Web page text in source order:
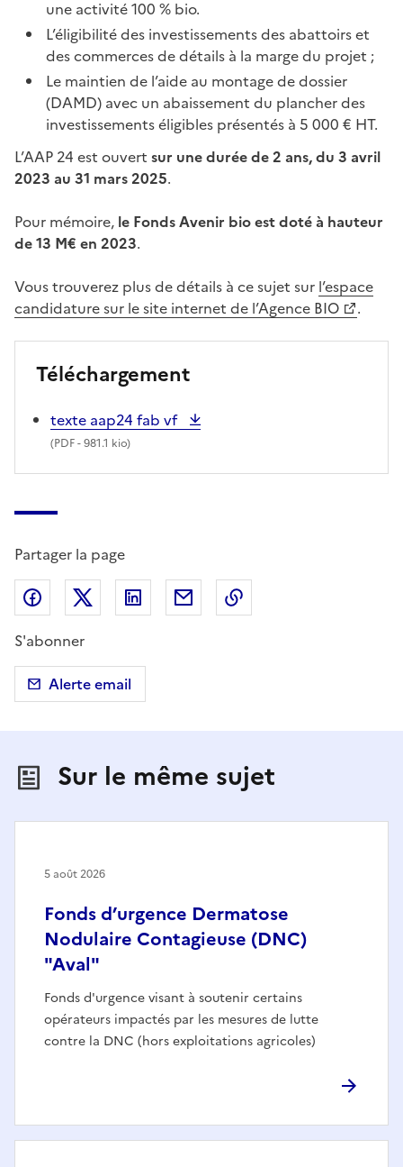
une activité 100 % bio.
L’éligibilité des investissements des abattoirs et
des commerces de détails à la marge du projet ;
Le maintien de l’aide au montage de dossier
(DAMD) avec un abaissement du plancher des
investissements éligibles présentés à 5 000 € HT.
L’AAP 24 est ouvert sur une durée de 2 ans, du 3 avril
2023 au 31 mars 2025.
Pour mémoire, le Fonds Avenir bio est doté à hauteur
de 13 M€ en 2023.
Vous trouverez plus de détails à ce sujet sur l’espace
candidature sur le site internet de l’Agence BIO
.
Téléchargement
texte aap24 fab vf
(PDF- 981.1 kio)
Partager la page
Partager sur Facebook
Partager sur X (anciennement Twitter)
Partager sur LinkedIn
Partager par email
S'abonner
Alerte email
Sur le même sujet
Fonds d’urgence Dermatose
Nodulaire Contagieuse (DNC)
"Aval"
Fonds d'urgence visant à soutenir certains
opérateurs impactés par les mesures de lutte
contre la DNC (hors exploitations agricoles)
5 août 2026